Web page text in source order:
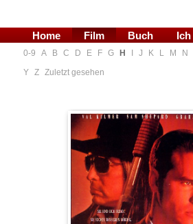
Home Film Buch Ich
0-9 A B C D E F G H J K L M N
Y Z Zuletzt gesehen